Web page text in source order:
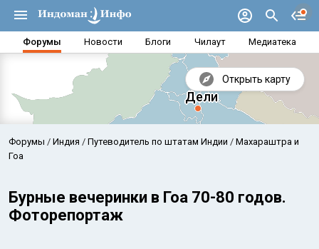
Форумы Новости Блоги Чилаут Медиатека
Открыть карту
Форумы Индия Путеводитель по штатам Индии
Махараштра и
Гоа
Бурные вечеринки в Гоа 70-80 годов.
Фоторепортаж